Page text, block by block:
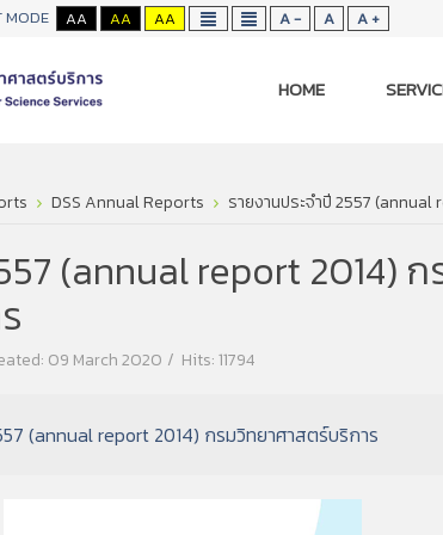
MODE AA AA AA A - A A +
HOME
DSS Annual Reports รายงานประจำปี 2557
(annual report 2014) ก
09 March 2020 Hits: 11794
(annual report 2014) กรมวิทยาศาสตร์บริการ